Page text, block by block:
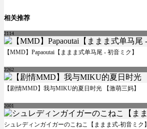
相关推荐
2114
【MMD】Papaoutai【ままま式单马尾 - 初音ミク】
2262
【剧情MMD】我与MIKU的夏日时光 【激萌三妈】
2001
シュレディンガイガーのこねこ【ままま式-初音ミク】